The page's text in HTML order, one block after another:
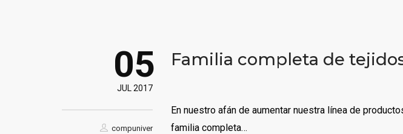
05
JUL 2017
compuniver
Familia completa de
En nuestro afán de aumentar nuestra línea de
familia completa…